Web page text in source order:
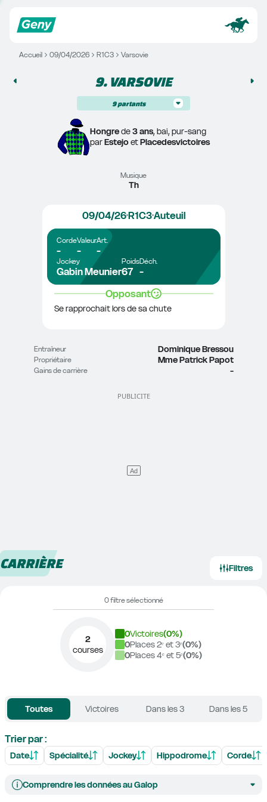
Accueil 09/04/2026 R1C3 Varsovie
9. VARSOVIE
9 partants
Hongre de 3 ans, bai, pur-sang
par Estejo et Placedesvictoires
Musique
Th
09/04/26R1C3Auteuil
Corde
-
Valeur
-
Art.
-
Jockey
Gabin Meunier
Poids
67
Déch.
-
Opposant
Se rapprochait lors de sa chute
Entraîneur Dominique Bressou
Propriétaire Mme Patrick Papot
Gains de carrière -
CARRIÈRE Filtres
0 filtre sélectionné
2
courses
0Victoires(0%)
0Places 2ᵉ et 3ᵉ(0%)
0Places 4ᵉ et 5ᵉ(0%)
Toutes Victoires Dans les 3 Dans les 5
Trier par :
Date Spécialité Jockey Hippodrome Corde
Comprendre les données au Galop